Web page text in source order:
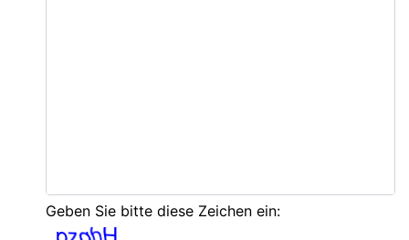
Geben Sie bitte diese Zeichen ein: